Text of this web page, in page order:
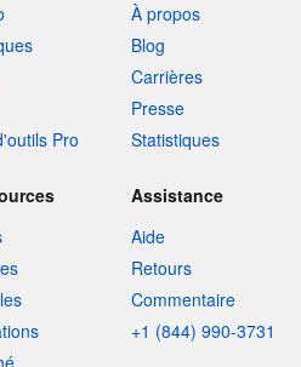
Pro
À propos
Blog
Carrières
Presse
Statistiques
Assistance
Aide
Retours
Commentaire
+1 (844) 990-3731